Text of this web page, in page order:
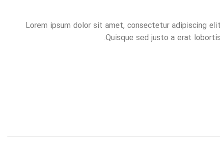
Lorem ipsum dolor sit amet, consectetur adipiscing
Quisque sed justo a erat